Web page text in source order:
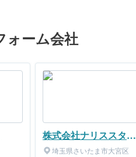
ォーム会社
株式会社ナリススタイ
ル埼玉県さいたま市大宮区